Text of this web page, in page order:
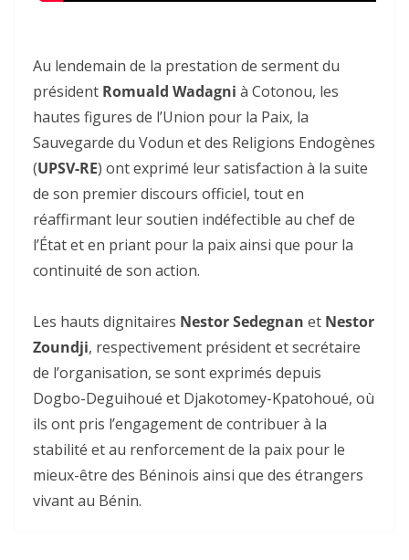
‎Au lendemain de la prestation de serment du
président Romuald Wadagni à Cotonou, les
hautes figures de l’Union pour la Paix, la
Sauvegarde du Vodun et des Religions Endogènes
(UPSV-RE) ont exprimé leur satisfaction à la suite
de son premier discours officiel, tout en
réaffirmant leur soutien indéfectible au chef de
l’État et en priant pour la paix ainsi que pour la
continuité de son action.
‎Les hauts dignitaires Nestor Sedegnan et Nestor
Zoundji, respectivement président et secrétaire
de l’organisation, se sont exprimés depuis
Dogbo-Deguihoué et Djakotomey-Kpatohoué, où
ils ont pris l’engagement de contribuer à la
stabilité et au renforcement de la paix pour le
mieux-être des Béninois ainsi que des étrangers
vivant au Bénin.